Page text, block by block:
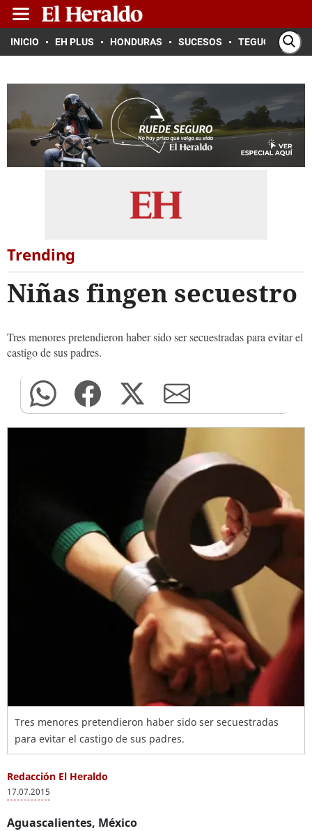
INICIO EH PLUS HONDURAS SUCESOS TEGUCIGALPA
Trending
Niñas fingen secuestro
Tres menores pretendieron haber sido ser secuestradas para evitar el
castigo de sus padres.
Tres menores pretendieron haber sido ser secuestradas
para evitar el castigo de sus padres.
Redacción El Heraldo
17.07.2015
Aguascalientes, México